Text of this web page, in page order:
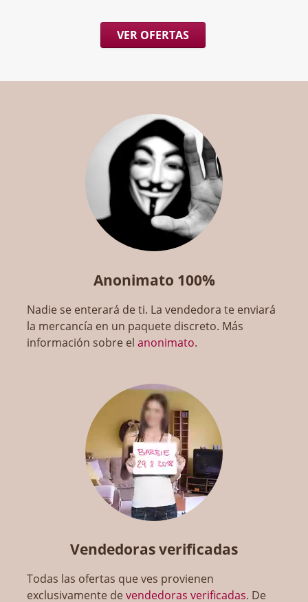
VER OFERTAS
Anonimato 100%
Nadie se enterará de ti. La vendedora te enviará
la mercancía en un paquete discreto. Más
información sobre elanonimato.
Vendedoras verificadas
Todas las ofertas que ves provienen
exclusivamente devendedoras verificadas. De